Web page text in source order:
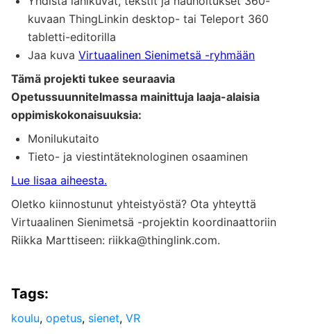
kuvaan ThingLinkin desktop- tai Teleport 360
tabletti-editorilla
Jaa kuva Virtuaalinen Sienimetsä -ryhmään
Tämä projekti tukee seuraavia
Opetussuunnitelmassa mainittuja laaja-alaisia
oppimiskokonaisuuksia:
Monilukutaito
Tieto- ja viestintäteknologinen osaaminen
Lue lisaa aiheesta.
Oletko kiinnostunut yhteistyöstä? Ota yhteyttä
Virtuaalinen Sienimetsä -projektin koordinaattoriin
Riikka Marttiseen: riikka@thinglink.com.
Tags:
koulu, opetus, sienet, VR